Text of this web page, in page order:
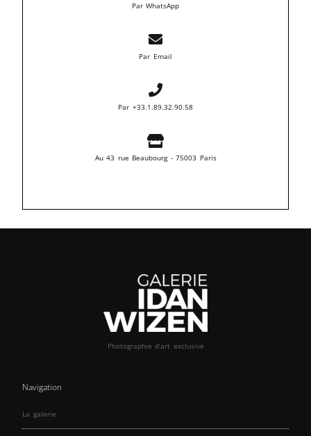
Par WhatsApp
Par Email
Par +33.1.89.32.90.58
Au 43 rue Beaubourg - 75003 Paris
Photographie d’art exclusive
Navigation
La galerie